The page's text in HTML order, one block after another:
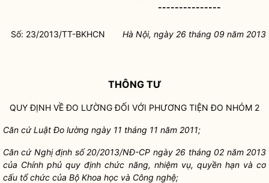
---------------
Số: 23/2013/TT-BKHCN Hà Nội, ngày 26 tháng 09 năm 2013
THÔNG TƯ
QUY ĐỊNH VỀ ĐO LƯỜNG ĐỐI VỚI PHƯƠNG TIỆN ĐO NHÓM 2
Căn cứLuật Đo lường ngày 11 tháng 11 năm 2011;
Căn cứ Nghị định số20/2013/NĐ-CP ngày 26 tháng 02 năm 2013
của Chính phủ quy định chức năng, nhiệm vụ, quyền hạn và cơ
cấu tổ chức của Bộ Khoa học và Công nghệ;